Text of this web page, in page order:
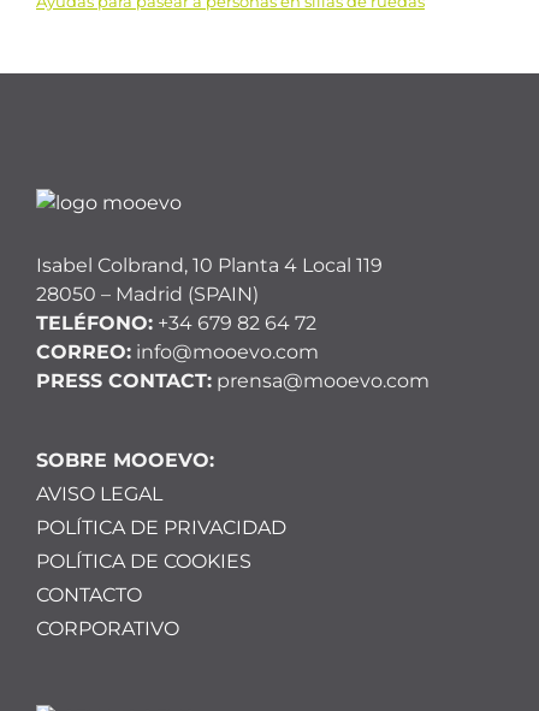
Isabel Colbrand, 10 Planta 4 Local 119
28050 – Madrid (SPAIN)
TELÉFONO: +34 679 82 64 72
CORREO: info@mooevo.com
PRESS CONTACT: prensa@mooevo.com
SOBRE MOOEVO:
AVISO LEGAL
POLÍTICA DE PRIVACIDAD
POLÍTICA DE COOKIES
CONTACTO
CORPORATIVO